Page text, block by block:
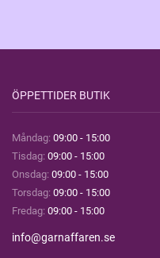
ÖPPETTIDER BUTIK
Måndag: 09:00 - 15:00
Tisdag: 09:00 - 15:00
Onsdag: 09:00 - 15:00
Torsdag: 09:00 - 15:00
Fredag: 09:00 - 15:00
info@garnaffaren.se